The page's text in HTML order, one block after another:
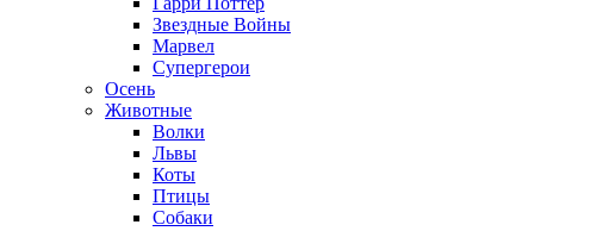
Звездные Войны
Марвел
Супергерои
Осень
Животные
Волки
Львы
Коты
Птицы
Собаки